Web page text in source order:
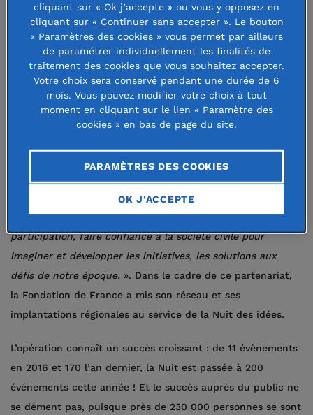
cette année un anniversaire important : « 50 ans
d’expérience de l’avenir ».
Principe de l’opération : organiser débats, forums,
événements, performances, conférences… la même nuit,
dans des lieux de savoir et de culture sur toute la planète.
Et célébrer ainsi la libre circulation des idées et des
directrice générale de la Fondation de France. En
philosophie rejoint notre approche : miser sur la
participation, faire confiance à la société civile pour
imaginer et développer les initiatives, les solutions aux
défis de notre époque. ». Dans le cadre de ce partenariat,
la Fondation de France a mis son réseau et ses
implantations régionales au service de la Nuit des idées.
L’opération connaît un succès croissant : de 11 évènements
en 2016 et 170 l’an dernier, la Nuit est passée à 200
événements cette année ! Et le succès auprès du public ne
se dément pas, puisque près de 230 000 personnes se sont
cliquant sur « Ok j’accepte » ou vous y opposez en
cliquant sur « Continuer sans accepter ». Le bouton
« Paramètres des cookies » vous permet par ailleurs
de paramétrer individuellement les finalités de
traitement des cookies que vous souhaitez accepter.
Votre choix sera conservé pendant une durée de 6
mois. Vous pouvez modifier votre choix à tout
moment en cliquant sur le lien « Paramètre des
cookies » en bas de page du site.
PARAMÈTRES DES COOKIES
OK J'ACCEPTE